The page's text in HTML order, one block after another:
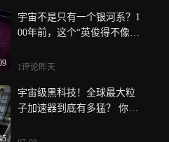
宇宙不是只有一个银河系？1
00年前，这个“英俊得不像
1评论昨天
宇宙级黑科技！全球最大粒
子加速器到底有多猛？ 你见